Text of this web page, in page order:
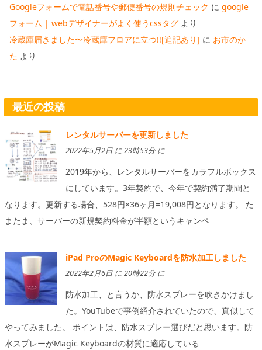
Googleフォームで電話番号や郵便番号の規則チェック に google
フォーム | webデザイナーがよく使うcssタグ より
冷蔵庫届きました〜冷蔵庫フロアに立つ!![追記あり] に お市のか
た より
最近の投稿
レンタルサーバーを更新しました
2022年5月2日 に 23時53分 に
2019年から、レンタルサーバーをカラフルボックス
にしています。3年契約で、今年で契約満了期間と
なります。更新する場合、528円×36ヶ月=19,008円となります。 た
またま、サーバーの新規契約料金が半額というキャンペ
iPad ProのMagic Keyboardを防水加工しました
2022年2月6日 に 20時22分 に
防水加工、と言うか、防水スプレーを吹きかけまし
た。YouTubeで事例紹介されていたので、真似して
やってみました。 ポイントは、防水スプレー選びだと思います。防
水スプレーがMagic Keyboardの材質に適応している